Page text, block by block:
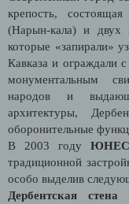
крепость,
(Нарын-кала) и
которые «запирали»
Кавказа и ограждали
монументальным
народов и
архитектуры,
оборонительные
В 2003 году
традиционной
особо выделив
Дербентская стена